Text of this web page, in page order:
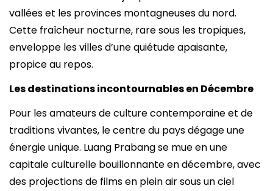
vallées et les provinces montagneuses du nord.
Cette fraîcheur nocturne, rare sous les tropiques,
enveloppe les villes d’une quiétude apaisante,
propice au repos.
Les destinations incontournables en Décembre
Pour les amateurs de culture contemporaine et de
traditions vivantes, le centre du pays dégage une
énergie unique. Luang Prabang se mue en une
capitale culturelle bouillonnante en décembre, avec
des projections de films en plein air sous un ciel